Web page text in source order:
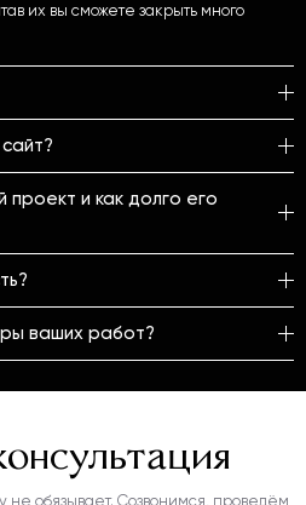
их вы сможете закрыть много
проект и как долго его
ваших работ?
не обязывает. Созвонимся, проведём